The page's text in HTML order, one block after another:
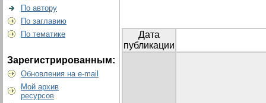
По автору
По заглавию
По тематике
Зарегистрированным:
Обновления на e-mail
Мой архив
ресурсов
Дата
публикации